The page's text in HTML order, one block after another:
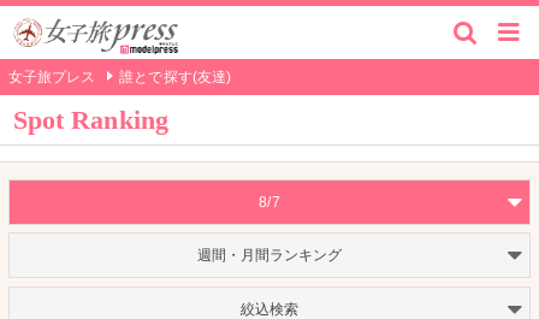
女子旅プレス 誰とで探す(友達)
Spot Ranking
8/7
週間・月間ランキング
絞込検索